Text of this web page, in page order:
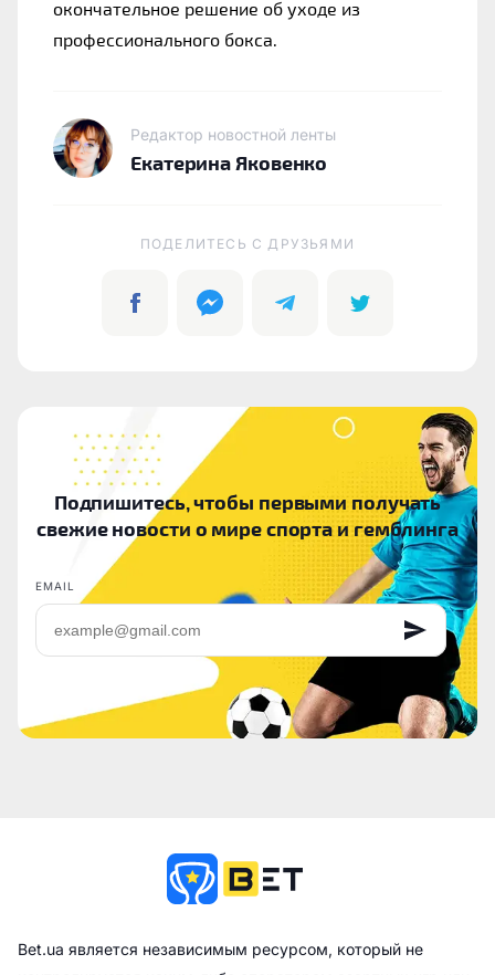
окончательное решение об уходе из
профессионального бокса.
Редактор новостной ленты
Екатерина Яковенко
ПОДЕЛИТЕСЬ C ДРУЗЬЯМИ
Подпишитесь, чтобы первыми получать
свежие новости о мире спорта и гемблинга
EMAIL
Bet.ua является независимым ресурсом, который не